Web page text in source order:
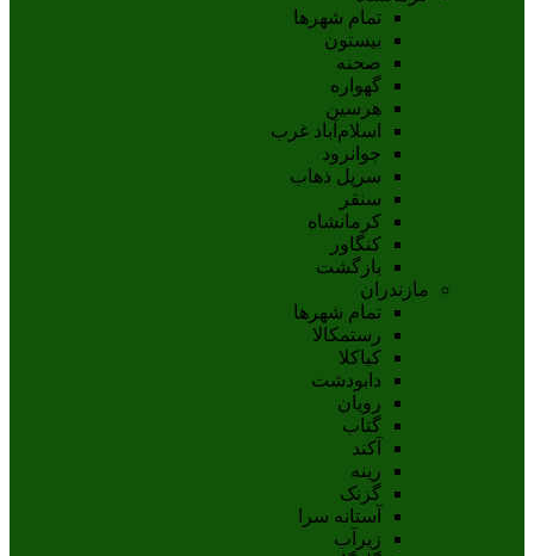
تمام شهر‌ها
بیستون
صحنه
گهواره
هرسین
اسلام‌‌آباد غرب
جوانرود
سرپل ذهاب
سنقر
کرمانشاه
کنگاور
بازگشت
مازندران
تمام شهر‌ها
رستمکالا
کیاکلا
دابودشت
رویان
گتاب
آکند
رینه
گزنک
آستانه سرا
زیرآب